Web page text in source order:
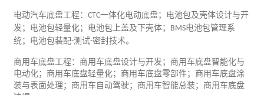
电动汽车底盘工程： CTC一体化电动底盘；电池包及壳体设计与开
发；电池包轻量化；电池包上盖及下壳体；
BMS 电池包管理系
统；电池包装配-测试-密封技术。
商用车底盘工程：商用车底盘设计与开发；商用车底盘智能化与
电动化；商用车底盘轻量化；商用车底盘零部件；商用车底盘涂
装与表面处理；商用车自动驾驶；商用车智能总装；商用车底盘